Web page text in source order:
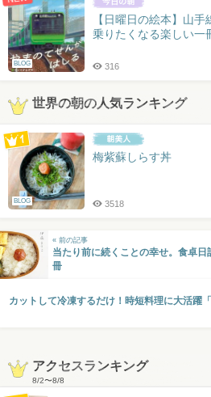
BLOG
【日曜日の絵本】山
乗りたくなる楽しい一
316
世界の朝の人気ランキング
BLOG
梅紫蘇しらす丼
3518
« 前の記事
当たり前に続くことの幸せ。食卓
冊
カットして冷凍するだけ！時短料理に大活躍
アクセスランキング
8/2〜8/8